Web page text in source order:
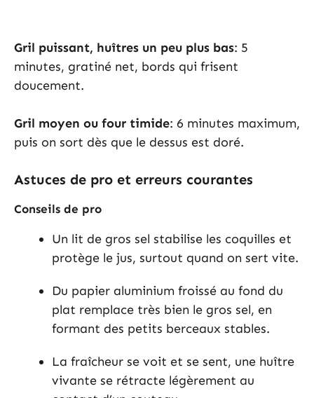
Gril puissant, huîtres un peu plus bas: 5
minutes, gratiné net, bords qui frisent
doucement.
Gril moyen ou four timide: 6 minutes maximum,
puis on sort dès que le dessus est doré.
Astuces de pro et erreurs courantes
Conseils de pro
Un lit de gros sel stabilise les coquilles et
protège le jus, surtout quand on sert vite.
Du papier aluminium froissé au fond du
plat remplace très bien le gros sel, en
formant des petits berceaux stables.
La fraîcheur se voit et se sent, une huître
vivante se rétracte légèrement au